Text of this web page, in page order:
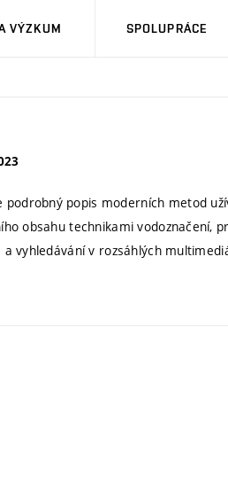
VÝZKUM SPOLUPRÁCE
popis moderních metod
obsahu technikami vodoznačení,
vyhledávání v rozsáhlých